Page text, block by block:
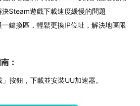
決Steam遊戲下載速度緩慢的問題
一鍵換區，輕鬆更換IP位址，解決地區限
：
按鈕，下載並安裝UU加速器。